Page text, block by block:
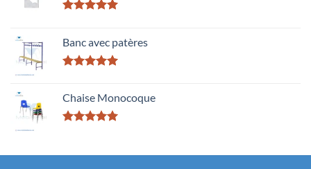
Banc avec patères
Chaise Monocoque